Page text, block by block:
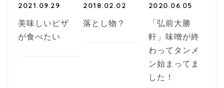
2021.09.29
美味しいピザ
が食べたい
2018.02.02
落とし物？
2020.06.05
「弘前大勝
軒」味噌が終
わってタンメ
ン始まってま
した！